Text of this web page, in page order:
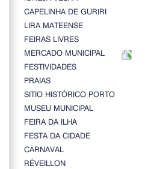
CAPELINHA DE GURIRI
LIRA MATEENSE
FEIRAS LIVRES
MERCADO MUNICIPAL
FESTIVIDADES
PRAIAS
SITIO HISTÓRICO PORTO
MUSEU MUNICIPAL
FEIRA DA ILHA
FESTA DA CIDADE
CARNAVAL
RÉVEILLON